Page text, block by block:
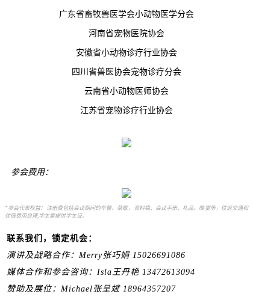
广东省畜牧兽医学会小动物医学分会
河南省宠物医院协会
安徽省小动物诊疗行业协会
四川省兽医协会宠物诊疗分会
云南省小动物医师协会
江苏省宠物诊疗行业协会
参会费用：
*参会代表权益：注册费包括会议期间的午餐、茶歇、资料袋、会议手册、礼品、晚宴等，往返交通和
住宿费用自理,学生需提供学生证。
联系我们，锁定机会：
演讲及战略合作：Merry张巧娟 15026691086
媒体合作和参会咨询：Isla王丹艳 13472613094
赞助及展位：Michael张呈斌 18964357207